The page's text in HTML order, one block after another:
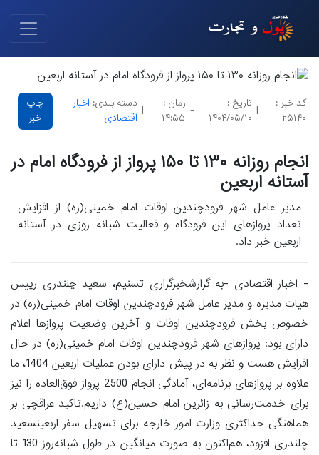
کد خبر :
۲۵۱۴۰
|
تاریخ :
۱۴۰۴/۰۵/۱۰
-
زمان :
۱۴:۵۵
|
دسته بندی: اخبار
اقتصادی
چاپ
خبر
انجام روزانه ۱۳۰ تا ۱۵۰ پرواز از فرودگاه امام در
آستانه اربعین
مدیر عامل شهر فرودچندین اوقات امام خمینی(ره) از افزایش
تعداد پروازهای این فرودگاه و فعالیت شبانه روزی در آستانه
اربعین خبر داد.
- اخبار اقتصادی -به گزارشخبرگزاری تسنیم، سعید چلندری رییس
هیات مدیره و مدیر عامل شهر فرودچندین اوقات امام خمینی(ره) در
خصوص بخش فرودچندین اوقات و آخرین وضعیت پروازها اعلام
دارای بود: پروازهای شهر فرودچندین اوقات امام خمینی(ره) در حال
افزایش هست و نظر به در پیش دارای بودن عملیات اربعین 1404، ما
علاوه بر پروازهای برنامه‌ای، آمادگی انجام 2500 پرواز فوق‌العاده را نیز
برای خدمت‌رسانی به زائرین امام حسین(ع) داریم.تاکید عراقچی بر
هماهنگی حداکثری وزارت امور خارجه برای تسهیل سفر اربعینسعید
چلندری افزود، هم‌اکنون به صورت میانگین در طول شبانه‌روز 130 تا